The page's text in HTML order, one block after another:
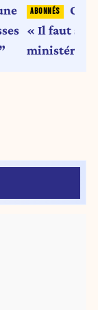
« Il faut
ministériels